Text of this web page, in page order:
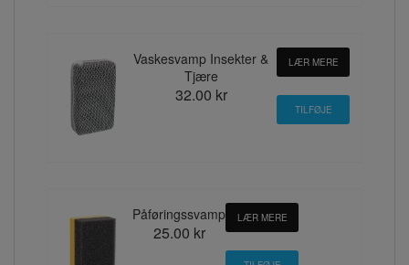
Vaskesvamp Insekter &
Tjære
32.00 kr
LÆR MERE
Påføringssvamp
25.00 kr
LÆR MERE